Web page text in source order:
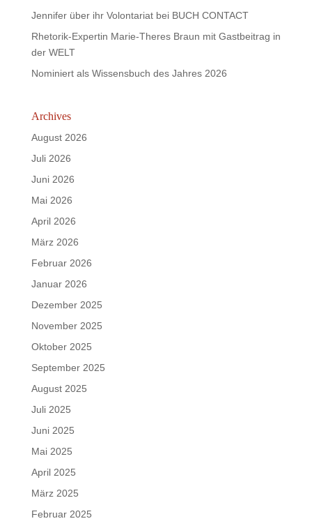
Jennifer über ihr Volontariat bei BUCH CONTACT
Rhetorik-Expertin Marie-Theres Braun mit Gastbeitrag in
der WELT
Nominiert als Wissensbuch des Jahres 2026
Archives
August 2026
Juli 2026
Juni 2026
Mai 2026
April 2026
März 2026
Februar 2026
Januar 2026
Dezember 2025
November 2025
Oktober 2025
September 2025
August 2025
Juli 2025
Juni 2025
Mai 2025
April 2025
März 2025
Februar 2025